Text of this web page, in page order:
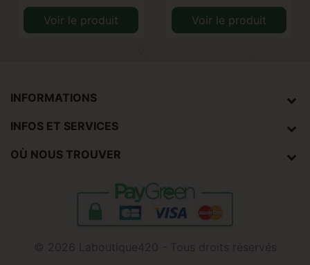
Voir le produit Voir le produit
INFORMATIONS
INFOS ET SERVICES
OÙ NOUS TROUVER